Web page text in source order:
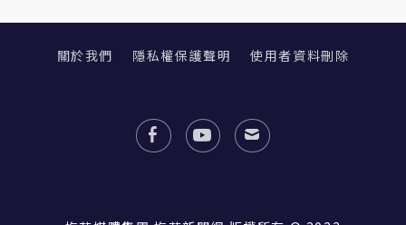
關於我們 隱私權保護聲明 使用者資料刪除